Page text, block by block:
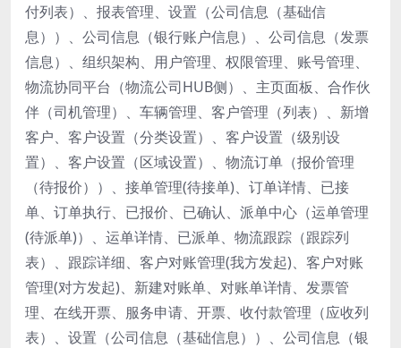
付列表）、报表管理、设置（公司信息（基础信
息））、公司信息（银行账户信息）、公司信息（发票
信息）、组织架构、用户管理、权限管理、账号管理、
物流协同平台（物流公司HUB侧）、主页面板、合作伙
伴（司机管理）、车辆管理、客户管理（列表）、新增
客户、客户设置（分类设置）、客户设置（级别设
置）、客户设置（区域设置）、物流订单（报价管理
（待报价））、接单管理(待接单)、订单详情、已接
单、订单执行、已报价、已确认、派单中心（运单管理
(待派单)）、运单详情、已派单、物流跟踪（跟踪列
表）、跟踪详细、客户对账管理(我方发起)、客户对账
管理(对方发起)、新建对账单、对账单详情、发票管
理、在线开票、服务申请、开票、收付款管理（应收列
表）、设置（公司信息（基础信息））、公司信息（银